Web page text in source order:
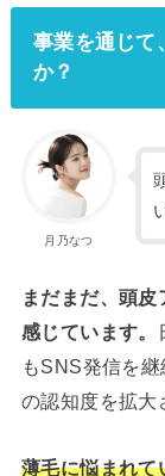
事業を通じて
か？
月乃なつ
まだまだ、頭
感じています。
もSNS発信を
の認知度を拡大
薄毛に悩まれて